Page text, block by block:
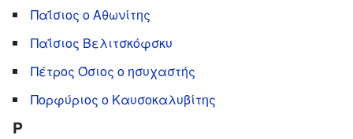
Παΐσιος ο Αθωνίτης
Παΐσιος Βελιτσκόφσκυ
Πέτρος Όσιος ο ησυχαστής
Πορφύριος ο Καυσοκαλυβίτης
Ρ